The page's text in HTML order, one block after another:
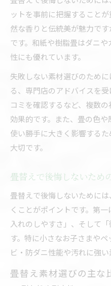
ットを事前に把握すること
然な香りと伝統美が魅力で
です。和紙や樹脂畳はダニ
性にも優れています。
失敗しない素材選びのため
る、専門店のアドバイスを
コミを確認するなど、複数
効果的です。また、畳の色
使い勝手に大きく影響する
大切です。
畳替えで後悔しないため
畳替えで後悔しないために
くことがポイントです。第
入れのしやすさ」、そして
す。特に小さなお子さまや
ビ・防ダニ性能や汚れに強い
畳替え素材選びの主な